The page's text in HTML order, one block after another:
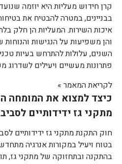
קרן חידוש מעליות היא יוזמה
בבניינים, במטרה להבטיח את
איכות השירות. המעליות הן חלק
והן משפיעות על הנגישות והנוחות
השנים, עלולות להתרחש בעיות
פתרונות מעשיים ויעילים לשדרוג
לקריאת המאמר »
כיצד למצוא את המומחה
מתקני גז ידידותיים
חוק התקנת מתקני גז ידידותיים
בטוח ויעיל במקורות אנרגיה
בהתקנה ובתחזוקה של מתקני גז,